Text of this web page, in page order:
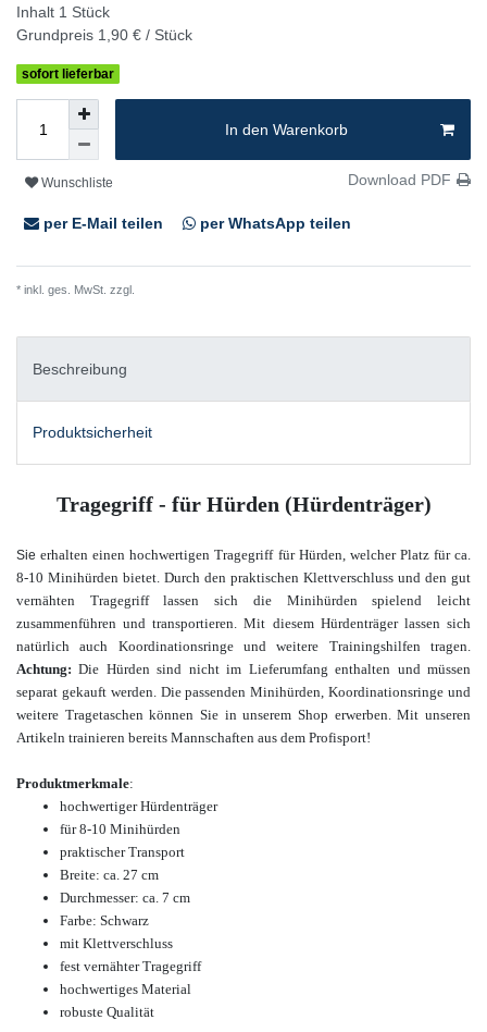
Inhalt 1 Stück
Grundpreis 1,90 € / Stück
sofort lieferbar
In den Warenkorb
Wunschliste Download PDF
per E-Mail teilen per WhatsApp teilen
* inkl. ges. MwSt. zzgl.
Beschreibung
Produktsicherheit
Tragegriff - für Hürden (Hürdenträger)
Sieerhalten einen hochwertigen Tragegriff für Hürden, welcher Platz für ca.
8-10 Minihürden bietet. Durch den praktischen Klettverschluss und den gut
vernähten Tragegriff lassen sich die Minihürden spielend leicht
zusammenführen und transportieren. Mit diesem Hürdenträger lassen sich
natürlich auch Koordinationsringe und weitere Trainingshilfen tragen.
Achtung: Die Hürden sind nicht im Lieferumfang enthalten und müssen
separat gekauft werden. Die passenden Minihürden, Koordinationsringe und
weitere Tragetaschen können Sie in unserem Shop erwerben. Mit unseren
Artikeln trainieren bereits Mannschaften aus dem Profisport!
Produktmerkmale:
hochwertiger Hürdenträger
für 8-10 Minihürden
praktischer Transport
Breite: ca. 27 cm
Durchmesser: ca. 7 cm
Farbe: Schwarz
mit Klettverschluss
fest vernähter Tragegriff
hochwertiges Material
robuste Qualität